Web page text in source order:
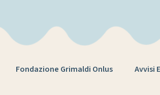
Fondazione Grimaldi Onlus Avvisi